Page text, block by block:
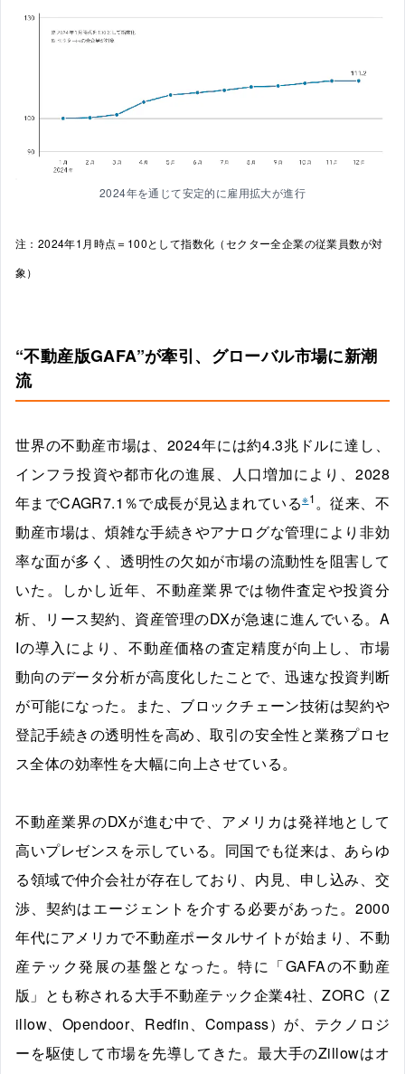
2024年を通じて安定的に雇用拡大が進行
注：2024年1月時点＝100として指数化（セクター全企業の従業員数が対
象）
“不動産版GAFA”が牽引、グローバル市場に新潮
流
世界の不動産市場は、2024年には約4.3兆ドルに達し、
インフラ投資や都市化の進展、人口増加により、2028
年までCAGR7.1％で成長が見込まれている※1 。従来、不
動産市場は、煩雑な手続きやアナログな管理により非効
率な面が多く、透明性の欠如が市場の流動性を阻害して
いた。しかし近年、不動産業界では物件査定や投資分
析、リース契約、資産管理のDXが急速に進んでいる。A
Iの導入により、不動産価格の査定精度が向上し、市場
動向のデータ分析が高度化したことで、迅速な投資判断
が可能になった。また、ブロックチェーン技術は契約や
登記手続きの透明性を高め、取引の安全性と業務プロセ
ス全体の効率性を大幅に向上させている。
不動産業界のDXが進む中で、アメリカは発祥地として
高いプレゼンスを示している。同国でも従来は、あらゆ
る領域で仲介会社が存在しており、内見、申し込み、交
渉、契約はエージェントを介する必要があった。2000
年代にアメリカで不動産ポータルサイトが始まり、不動
産テック発展の基盤となった。特に「GAFAの不動産
版」とも称される大手不動産テック企業4社、ZORC（Z
illow、Opendoor、Redfin、Compass）が、テクノロジ
ーを駆使して市場を先導してきた。最大手のZillowはオ